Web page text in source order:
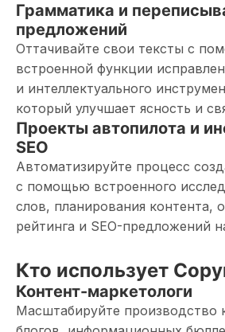
Грамматика и
предложений
Оттачивайте свои тексты с
встроенной функции
и интеллектуального
который улучшает ясность и
Проекты автопилота и
SEO
Автоматизируйте процесс
с помощью встроенного
слов, планирования контента,
рейтинга и SEO-предложений
Кто использует
Контент-маркетологи
Масштабируйте производство